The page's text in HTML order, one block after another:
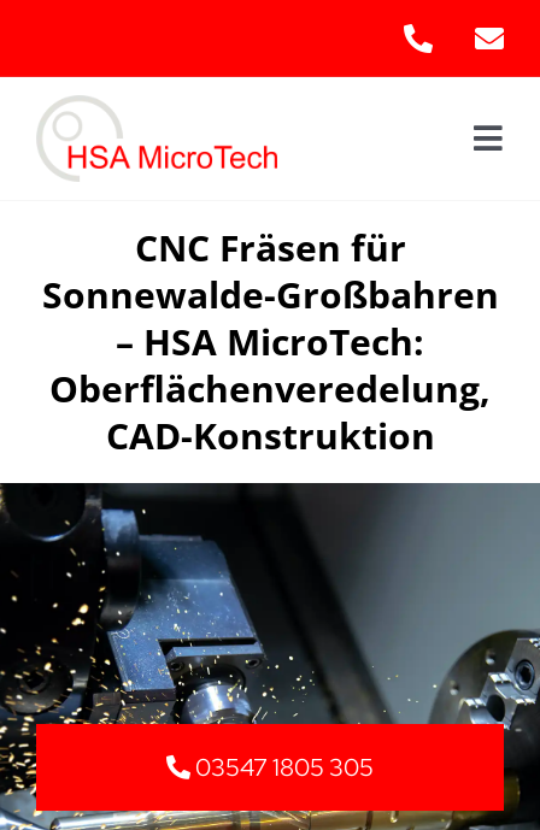
content
CNC Fräsen für
Sonnewalde-Großbahren
– HSA MicroTech:
Oberflächenveredelung,
CAD-Konstruktion
03547 1805 305